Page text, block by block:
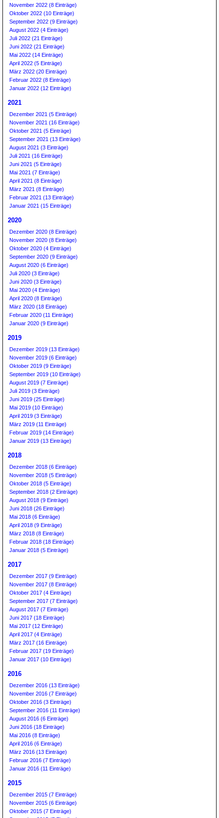
November 2022 (8 Einträge)
Oktober 2022 (10 Einträge)
September 2022 (9 Einträge)
August 2022 (4 Einträge)
Juli 2022 (21 Einträge)
Juni 2022 (21 Einträge)
Mai 2022 (14 Einträge)
April 2022 (5 Einträge)
März 2022 (20 Einträge)
Februar 2022 (8 Einträge)
Januar 2022 (12 Einträge)
2021
Dezember 2021 (5 Einträge)
November 2021 (16 Einträge)
Oktober 2021 (5 Einträge)
September 2021 (13 Einträge)
August 2021 (3 Einträge)
Juli 2021 (16 Einträge)
Juni 2021 (5 Einträge)
Mai 2021 (7 Einträge)
April 2021 (8 Einträge)
März 2021 (8 Einträge)
Februar 2021 (13 Einträge)
Januar 2021 (15 Einträge)
2020
Dezember 2020 (8 Einträge)
November 2020 (8 Einträge)
Oktober 2020 (4 Einträge)
September 2020 (9 Einträge)
August 2020 (6 Einträge)
Juli 2020 (3 Einträge)
Juni 2020 (3 Einträge)
Mai 2020 (4 Einträge)
April 2020 (8 Einträge)
März 2020 (18 Einträge)
Februar 2020 (11 Einträge)
Januar 2020 (9 Einträge)
2019
Dezember 2019 (13 Einträge)
November 2019 (6 Einträge)
Oktober 2019 (9 Einträge)
September 2019 (10 Einträge)
August 2019 (7 Einträge)
Juli 2019 (3 Einträge)
Juni 2019 (25 Einträge)
Mai 2019 (10 Einträge)
April 2019 (3 Einträge)
März 2019 (11 Einträge)
Februar 2019 (14 Einträge)
Januar 2019 (13 Einträge)
2018
Dezember 2018 (6 Einträge)
November 2018 (5 Einträge)
Oktober 2018 (5 Einträge)
September 2018 (2 Einträge)
August 2018 (9 Einträge)
Juni 2018 (26 Einträge)
Mai 2018 (6 Einträge)
April 2018 (9 Einträge)
März 2018 (8 Einträge)
Februar 2018 (18 Einträge)
Januar 2018 (5 Einträge)
2017
Dezember 2017 (9 Einträge)
November 2017 (8 Einträge)
Oktober 2017 (4 Einträge)
September 2017 (7 Einträge)
August 2017 (7 Einträge)
Juni 2017 (18 Einträge)
Mai 2017 (12 Einträge)
April 2017 (4 Einträge)
März 2017 (16 Einträge)
Februar 2017 (19 Einträge)
Januar 2017 (10 Einträge)
2016
Dezember 2016 (13 Einträge)
November 2016 (7 Einträge)
Oktober 2016 (3 Einträge)
September 2016 (11 Einträge)
August 2016 (6 Einträge)
Juni 2016 (18 Einträge)
Mai 2016 (8 Einträge)
April 2016 (6 Einträge)
März 2016 (13 Einträge)
Februar 2016 (7 Einträge)
Januar 2016 (11 Einträge)
2015
Dezember 2015 (7 Einträge)
November 2015 (6 Einträge)
Oktober 2015 (7 Einträge)